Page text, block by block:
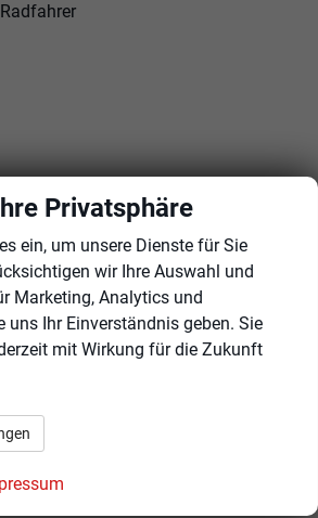
auf Fahrerseite
Privatsphäre
ein, um unsere Dienste für Sie
wir Ihre Auswahl und
Marketing, Analytics und
uns Ihr Einverständnis geben. Sie
mit Wirkung für die Zukunft